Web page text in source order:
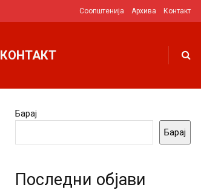
Соопштенија Архива Контакт
КОНТАКТ
Барај
Барај
Последни објави